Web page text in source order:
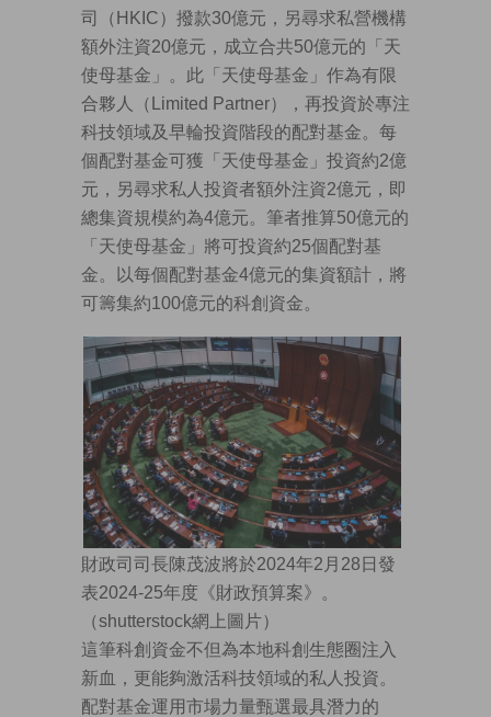
司（HKIC）撥款30億元，另尋求私營機構
額外注資20億元，成立合共50億元的「天
使母基金」。此「天使母基金」作為有限
合夥人（Limited Partner），再投資於專注
科技領域及早輪投資階段的配對基金。每
個配對基金可獲「天使母基金」投資約2億
元，另尋求私人投資者額外注資2億元，即
總集資規模約為4億元。筆者推算50億元的
「天使母基金」將可投資約25個配對基
金。以每個配對基金4億元的集資額計，將
可籌集約100億元的科創資金。
財政司司長陳茂波將於2024年2月28日發
表2024-25年度《財政預算案》。
（shutterstock網上圖片）
這筆科創資金不但為本地科創生態圈注入
新血，更能夠激活科技領域的私人投資。
配對基金運用市場力量甄選最具潛力的